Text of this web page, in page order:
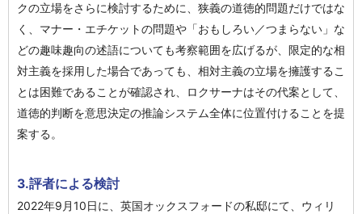
クの立場をさらに検討するために、狭義の道徳的問題だけではな
く、マナー・エチケットの問題や「おもしろい／つまらない」な
どの趣味趣向の述語についても考察範囲を広げるが、限定的な相
対主義を採用した場合であっても、相対主義の立場を擁護するこ
とは困難であることが確認され、ロクサーナはその代案として、
道徳的判断を意思決定の推論システム全体に位置付けることを提
案する。
3.評者による検討
2022年9月10日に、英国オックスフォードの私邸にて、ウィリ